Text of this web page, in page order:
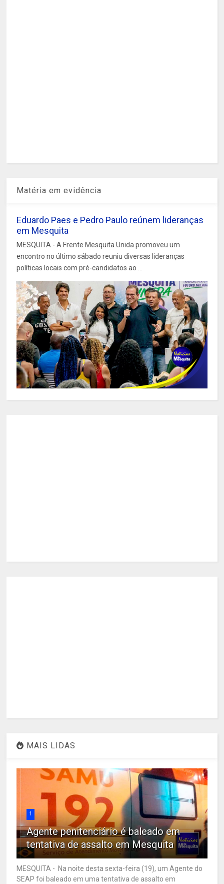
Matéria em evidência
Eduardo Paes e Pedro Paulo reúnem lideranças
em Mesquita
MESQUITA - A Frente Mesquita Unida promoveu um
encontro no último sábado reuniu diversas lideranças
políticas locais com pré-candidatos ao ...
MAIS LIDAS
1
Agente penitenciário é baleado em
tentativa de assalto em Mesquita
MESQUITA - Na noite desta sexta-feira (19), um Agente do
SEAP foi baleado em uma tentativa de assalto em